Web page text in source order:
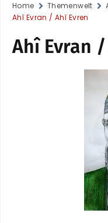
Home Themenwelt
Ahî Evran / Ahî Evren
Ahî Evran